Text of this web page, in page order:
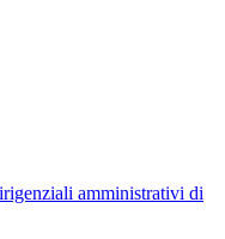
amministrativi di